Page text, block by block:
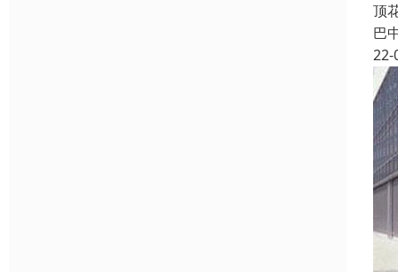
顶
巴
22-